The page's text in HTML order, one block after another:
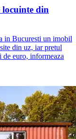
locuinte din
in Bucuresti un imobil
din uz, iar pretul
euro, informeaza